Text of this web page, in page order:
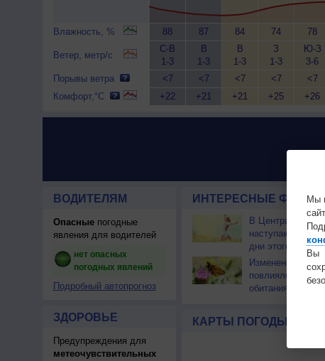
Влажность, %
Ветер, метр/с
Порывы ветра
Комфорт,°C
88
С-В
1-3
<7
+22
87
В
1-3
<7
+21
84
В
1-3
<7
+21
74
З
1-3
<7
+25
78
Ю-З
3-6
<7
+26
ВОДИТЕЛЯМ
Опасныепогодные
явления для водителей
нет опасных
погодных явлений
Подробный автопрогноз
ЗДОРОВЬЕ
Предупреждения для
метеочувствительных
ИНТЕРЕСНЫЕ ФАКТЫ
В Центральной
наступают самые
дни этого лета
Изменение
повлияло на ареал
обитания бабочек
КАРТЫ ПОГОДЫ
Мы
Вы